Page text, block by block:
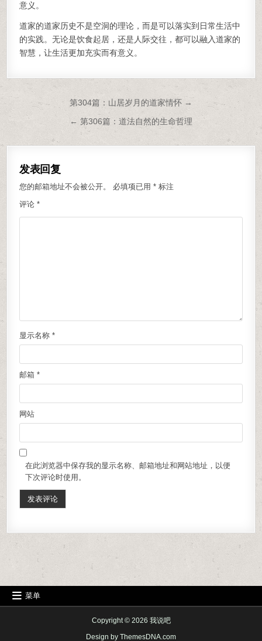
意义。
道家的道家历史不是空洞的理论，而是可以落实到日常生活中
的实践。无论是饮食起居，还是人际交往，都可以融入道家的
智慧，让生活更加充实而有意义。
文章导航第304篇：山居岁月的道家情怀 →
← 第306篇：道法自然的生命哲理
发表回复
您的邮箱地址不会被公开。 必填项已用* 标注
评论*
显示名称*
邮箱*
网站
在此浏览器中保存我的显示名称、邮箱地址和网站地址，以便
下次评论时使用。
菜单
Copyright © 2026 我说吧
Design by ThemesDNA.com